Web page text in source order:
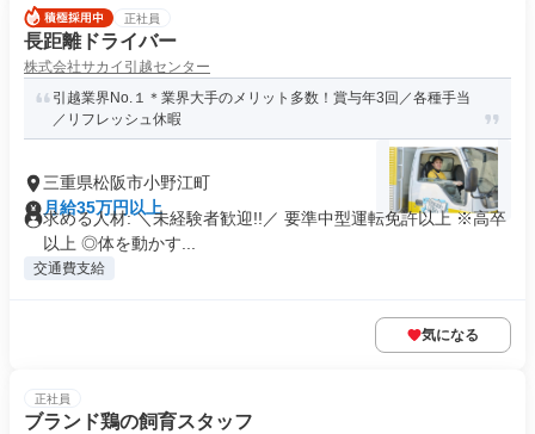
正社員
長距離ドライバー
株式会社サカイ引越センター
引越業界No.１＊業界大手のメリット多数！賞与年3回／各種手当
／リフレッシュ休暇
三重県松阪市小野江町
月給35万円以上
求める人材: ＼未経験者歓迎!!／ 要準中型運転免許以上 ※高卒
以上 ◎体を動かす...
交通費支給
気になる
正社員
ブランド鶏の飼育スタッフ